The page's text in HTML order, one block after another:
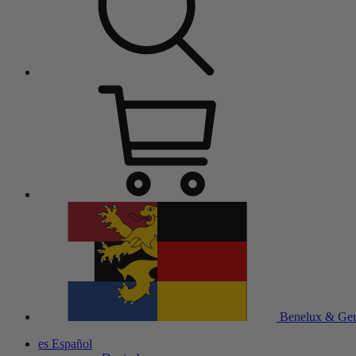
Benelux &
es Español